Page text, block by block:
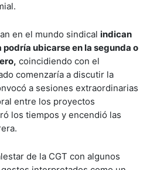
en el mundo sindical indican
ubicarse en la segunda o
coincidiendo con el
comenzaría a discutir la
a sesiones extraordinarias
entre los proyectos
los tiempos y encendió las
de la CGT con algunos